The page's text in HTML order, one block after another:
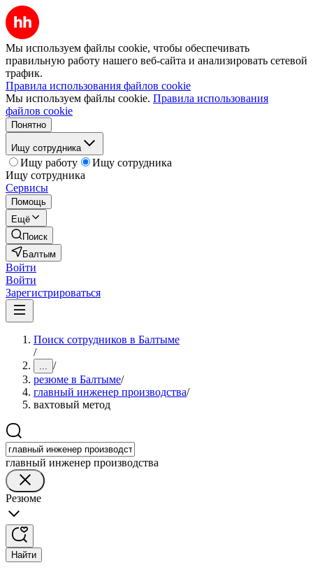
Мы используем файлы cookie, чтобы обеспечивать
правильную работу нашего веб-сайта и анализировать сетевой
трафик.
Правила использования файлов cookie
Мы используем файлы cookie. Правила использования
файлов cookie
Понятно
Ищу сотрудника
Ищу работу
Ищу сотрудника
Ищу сотрудника
Сервисы
Помощь
Ещё
Поиск
Балтым
Войти
Войти
Зарегистрироваться
Поиск сотрудников в Балтыме
/
... /
резюме в Балтыме/
главный инженер производства/
вахтовый метод
главный инженер производства
Резюме
Найти